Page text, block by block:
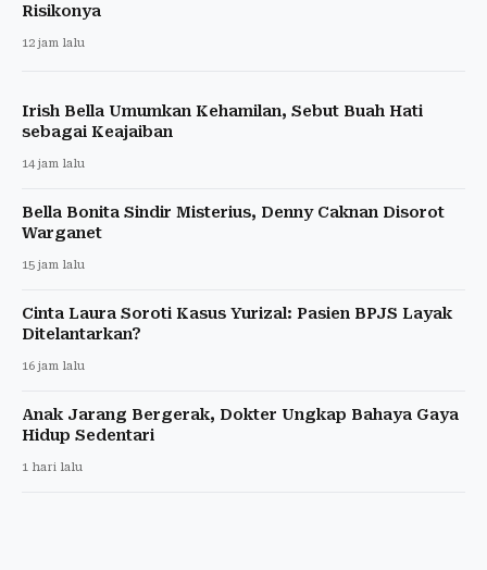
Risikonya
12 jam lalu
Irish Bella Umumkan Kehamilan, Sebut Buah Hati
sebagai Keajaiban
14 jam lalu
Bella Bonita Sindir Misterius, Denny Caknan Disorot
Warganet
15 jam lalu
Cinta Laura Soroti Kasus Yurizal: Pasien BPJS Layak
Ditelantarkan?
16 jam lalu
Anak Jarang Bergerak, Dokter Ungkap Bahaya Gaya
Hidup Sedentari
1 hari lalu